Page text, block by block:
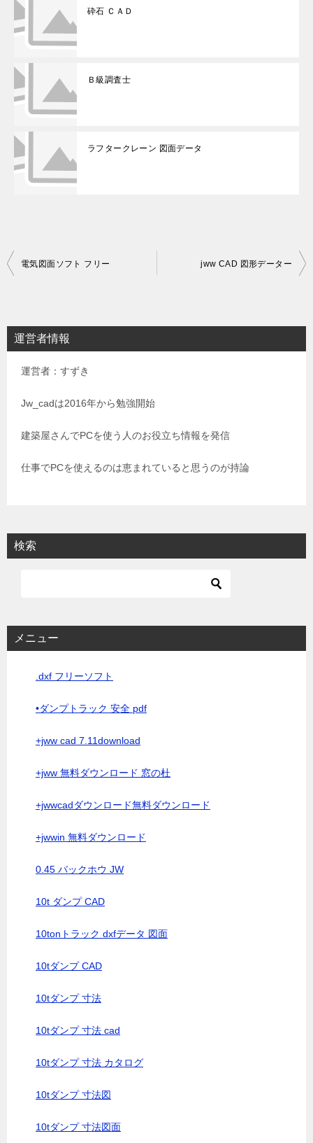
砕石 ＣＡＤ
Ｂ級調査士
ラフタークレーン 図面データ
投
ビ
ゲ
電気図面ソフト フリー jww CAD 図形データー
運営者情報
運営者：すずき
Jw_cadは2016年から勉強開始
建築屋さんでPCを使う人のお役立ち情報を発信
仕事でPCを使えるのは恵まれていると思うのが持論
検索
メニュー
.dxf フリーソフト
•ダンプトラック 安全 pdf
+jww cad 7.11download
+jww 無料ダウンロード 窓の杜
+jwwcadダウンロード無料ダウンロード
+jwwin 無料ダウンロード
0.45 バックホウ JW
10t ダンプ CAD
10tonトラック dxfデータ 図面
10tダンプ CAD
10tダンプ 寸法
10tダンプ 寸法 cad
10tダンプ 寸法 カタログ
10tダンプ 寸法図
10tダンプ 寸法図面